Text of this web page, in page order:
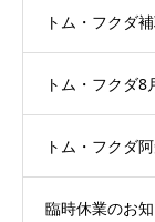
トム・フクダ
トム・フクダ
トム・フクダ
臨時休業のお